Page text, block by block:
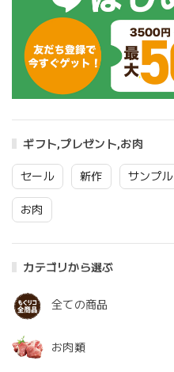
ギフト,プレゼント,お肉
セール 新作 サンプル
お肉
カテゴリから選ぶ
全ての商品
お肉類